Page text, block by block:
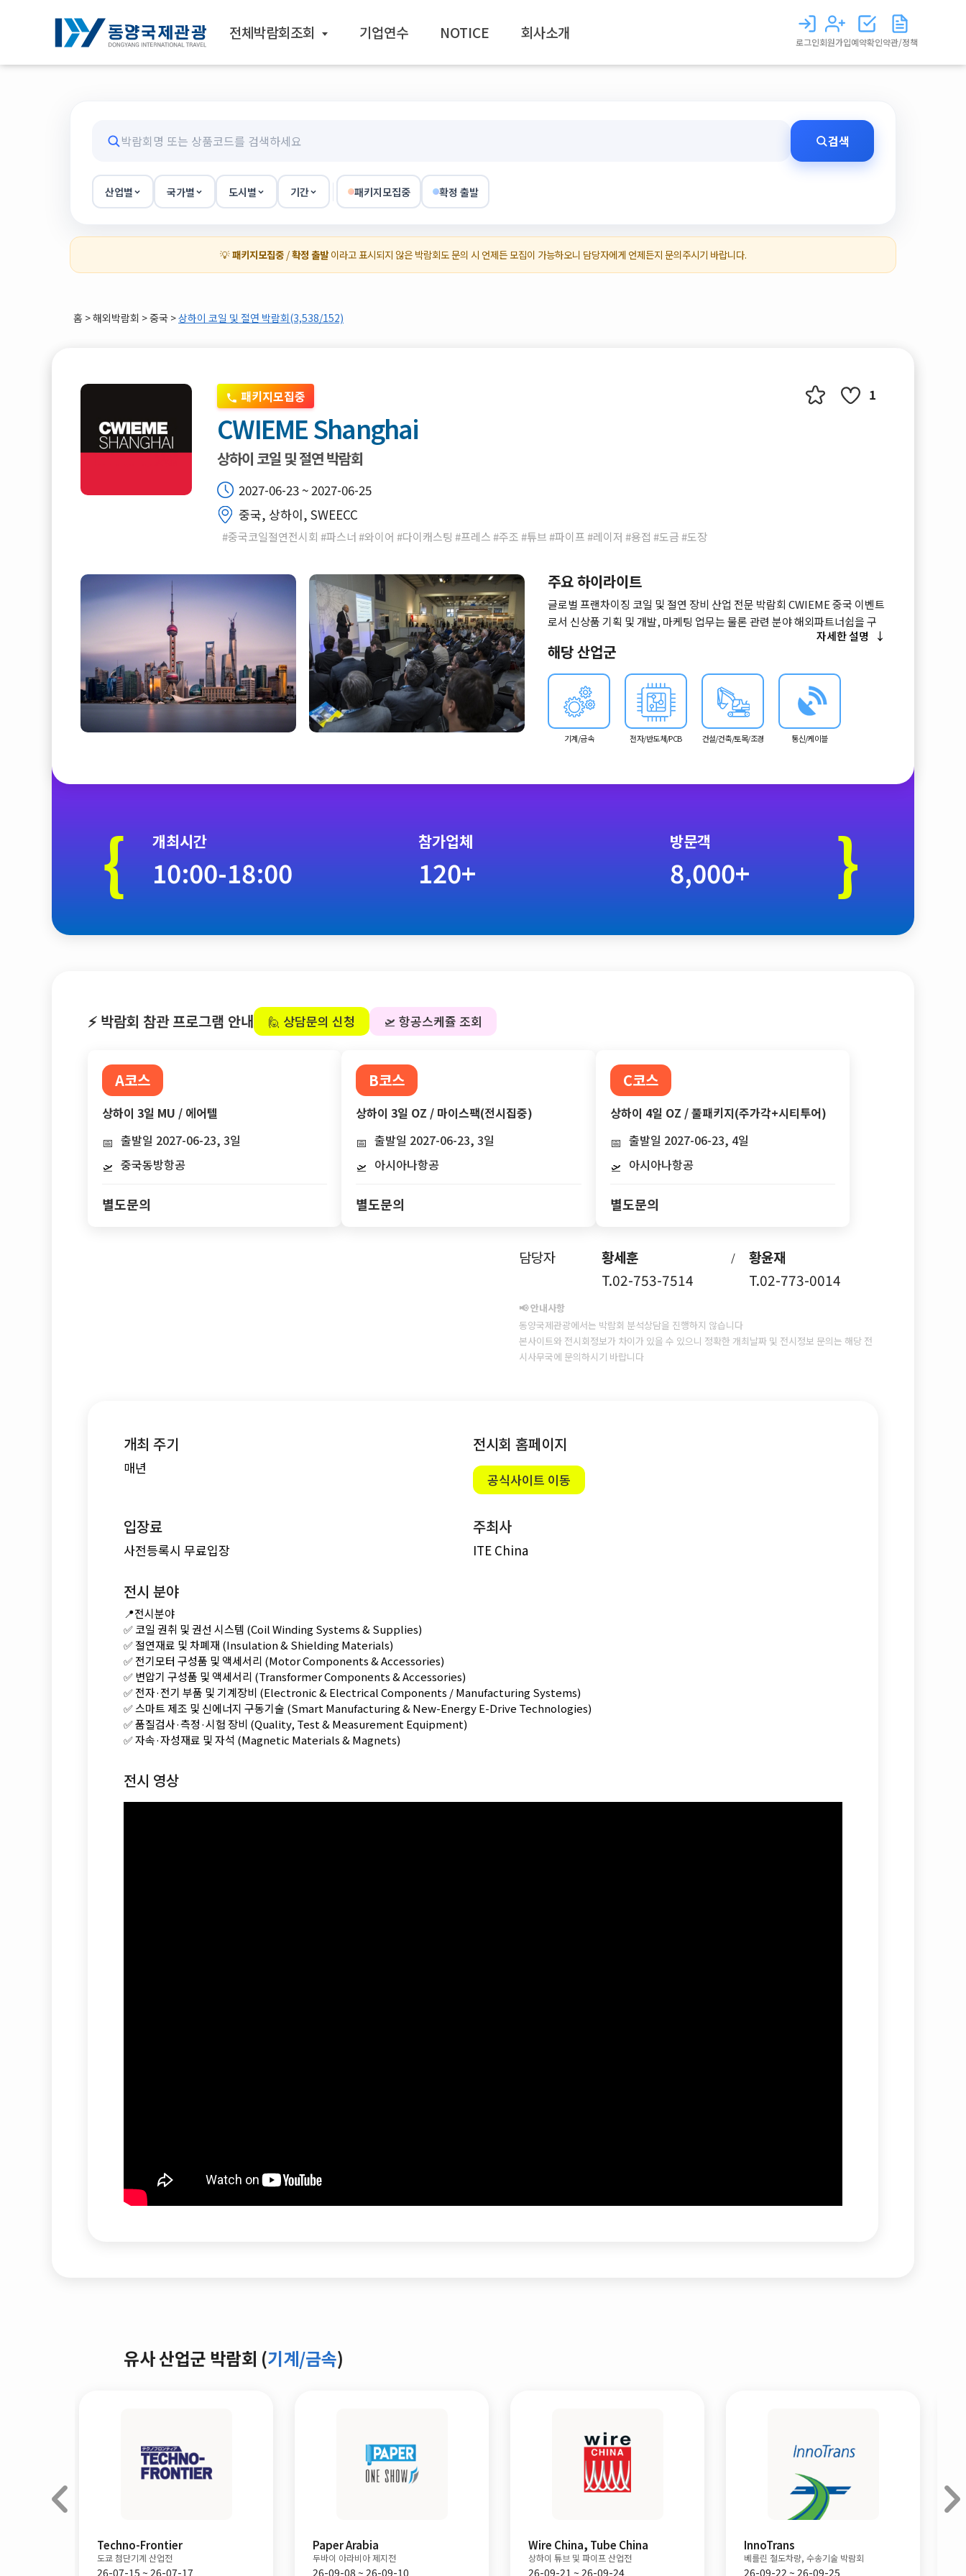
전체박람회조회 기업연수 NOTICE 회사소개
로그인회원가입예약확인약관/정책
검색
산업별 국가별 도시별 기간 패키지모집중 확정 출발
💡패키지모집중/확정 출발이라고 표시되지 않은 박람회도 문의 시 언제든 모집이 가능하오니 담당자에게 언제든지 문의주시기 바랍니다.
홈 >해외박람회 > 중국 >상하이 코일 및 절연 박람회(3,538/152)
패키지모집중
CWIEME Shanghai
상하이 코일 및 절연 박람회
2027-06-23 ~ 2027-06-25
중국, 상하이, SWEECC
#중국코일절연전시회 #파스너 #와이어 #다이캐스팅 #프레스 #주조 #튜브 #파이프 #레이저 #용접 #도금 #도장
1
주요 하이라이트
글로벌 프랜차이징 코일 및 절연 장비 산업 전문 박람회 CWIEME 중국 이벤트
로서 신상품 기획 및 개발, 마케팅 업무는 물론 관련 분야 해외파트너쉽을 구
자세한 설명
해당 산업군
기계/금속 전자/반도체/PCB 건설/건축/토목/조경 통신/케이블
{ 개최시간 참가업체 방문객
10:00-18:00 120+ 8,000+ }
⚡ 박람회 참관 프로그램 안내 🙋 상담문의 신청 🛫 항공스케쥴 조회
A코스
상하이 3일 MU / 에어텔
📅 출발일 2027-06-23, 3일
🛫 중국동방항공
별도문의
B코스
상하이 3일 OZ / 마이스팩(전시집중)
📅 출발일 2027-06-23, 3일
🛫 아시아나항공
별도문의
C코스
상하이 4일 OZ / 풀패키지(주가각+시티투어)
📅 출발일 2027-06-23, 4일
🛫 아시아나항공
별도문의
담당자 황세훈 /
황윤재
T.02-753-7514
T.02-773-0014
📢 안내사항
동양국제관광에서는 박람회 분석상담을 진행하지 않습니다
본사이트와 전시회정보가 차이가 있을 수 있으니 정확한 개최날짜 및 전시정보 문의는 해당 전
시사무국에 문의하시기 바랍니다
개최 주기
매년
전시회 홈페이지
공식사이트 이동
입장료
사전등록시 무료입장
주최사
ITE China
전시 분야
📍전시분야
✅ 코일 권취 및 권선 시스템 (Coil Winding Systems & Supplies)
✅ 절연재료 및 차폐재 (Insulation & Shielding Materials)
✅ 전기모터 구성품 및 액세서리 (Motor Components & Accessories)
✅ 변압기 구성품 및 액세서리 (Transformer Components & Accessories)
✅ 전자·전기 부품 및 기계장비 (Electronic & Electrical Components / Manufacturing Systems)
✅ 스마트 제조 및 신에너지 구동기술 (Smart Manufacturing & New-Energy E-Drive Technologies)
✅ 품질검사·측정·시험 장비 (Quality, Test & Measurement Equipment)
✅ 자속·자성재료 및 자석 (Magnetic Materials & Magnets)
전시 영상
유사 산업군 박람회 (기계/금속)
Paper Arabia
두바이 아라비아 제지전
26-09-08 ~ 26-09-10
Wire China, Tube China
상하이 튜브 및 파이프 산업전
26-09-21 ~ 26-09-24
InnoTrans
베를린 철도차량, 수송기술 박람회
26-09-22 ~ 26-09-25
ALUMINIUM
뒤셀도르프 알루미늄 산업전
26-10-06 ~ 26-10-08